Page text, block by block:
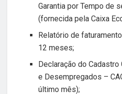
Garantia por Tempo de
(fornecida pela Caixa
Relatório de
12 meses;
Declaração do
e Desempregados –
último mês);